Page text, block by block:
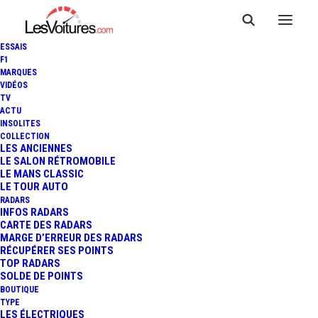
ESSAIS
F1
MARQUES
VIDÉOS
TV
ACTU
INSOLITES
COLLECTION
LES ANCIENNES
LE SALON RÉTROMOBILE
LE MANS CLASSIC
LE TOUR AUTO
RADARS
INFOS RADARS
CARTE DES RADARS
MARGE D’ERREUR DES RADARS
RÉCUPÉRER SES POINTS
TOP RADARS
SOLDE DE POINTS
BOUTIQUE
TYPE
LES ÉLECTRIQUES
30 octobre 2019
ARDENNES : LA